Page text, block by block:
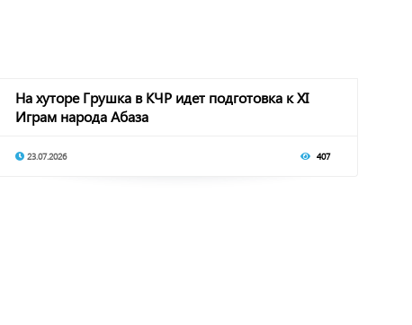
На хуторе Грушка в КЧР идет подготовка к XI
Играм народа Абаза
23.07.2026 407